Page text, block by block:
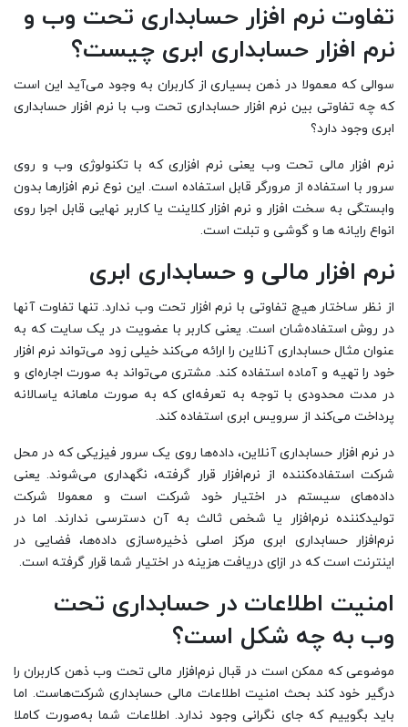
تفاوت نرم افزار حسابداری تحت وب و
نرم افزار حسابداری ابری چیست؟
سوالی که معمولا در ذهن بسیاری از کاربران به وجود می‌آید این است
که چه تفاوتی بین نرم افزار حسابداری تحت وب با نرم افزار حسابداری
ابری وجود دارد؟
نرم افزار مالی تحت وب یعنی نرم افزاری که با تکنولوژی وب و روی
سرور با استفاده از مرورگر قابل استفاده است. این نوع نرم افزارها بدون
وابستگی به سخت افزار و نرم افزار کلاینت یا کاربر نهایی قابل اجرا روی
انواع رایانه ها و گوشی و تبلت است.
نرم افزار مالی و حسابداری ابری
از نظر ساختار هیچ تفاوتی با نرم افزار تحت وب ندارد. تنها تفاوت آنها
در روش استفاده‌شان است. یعنی کاربر با عضویت در یک سایت که به
عنوان مثال حسابداری آنلاین را ارائه می‌کند خیلی زود می‌تواند نرم افزار
خود را تهیه و آماده استفاده کند. مشتری می‌تواند به صورت اجاره‌ای و
در مدت محدودی با توجه به تعرفه‌ای که به صورت ماهانه یاسالانه
پرداخت می‌کند از سرویس ابری استفاده کند.
در نرم افزار حسابداری آنلاین، داده‌ها روی یک سرور فیزیکی که در محل
شرکت استفاده‌کننده از نرم‌افزار قرار گرفته، نگهداری می‌شوند. یعنی
داده‌های سیستم در اختیار خود شرکت است و معمولا شرکت
تولیدکننده نرم‌افزار یا شخص ثالث به آن دسترسی ندارند. اما در
نرم‌افزار حسابداری ابری مرکز اصلی ذخیره‌سازی داده‌ها، فضایی در
اینترنت است که در ازای دریافت هزینه در اختیار شما قرار گرفته است.
امنیت اطلاعات در حسابداری تحت
وب به چه شکل است؟
موضوعی که ممکن است در قبال نرم‌افزار مالی تحت وب ذهن کاربران را
درگیر خود ‌کند بحث امنیت اطلاعات مالی حسابداری شرکت‌هاست. اما
باید بگوییم که جای نگرانی وجود ندارد. اطلاعات شما به‌صورت کاملا